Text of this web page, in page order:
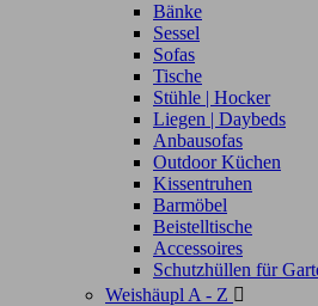
Bänke
Sessel
Sofas
Tische
Stühle | Hocker
Liegen | Daybeds
Anbausofas
Outdoor Küchen
Kissentruhen
Barmöbel
Beistelltische
Accessoires
Schutzhüllen für
Weishäupl A - Z 